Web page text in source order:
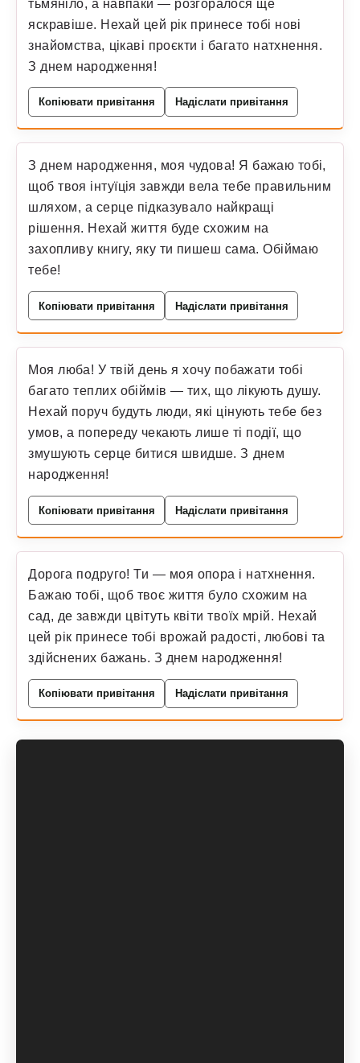
яскравіше. Нехай цей рік принесе тобі нові
знайомства, цікаві проєкти і багато натхнення.
З днем народження!
Копіювати привітання Надіслати привітання
З днем народження, моя чудова! Я бажаю тобі,
щоб твоя інтуїція завжди вела тебе правильним
шляхом, а серце підказувало найкращі
рішення. Нехай життя буде схожим на
захопливу книгу, яку ти пишеш сама. Обіймаю
тебе!
Копіювати привітання Надіслати привітання
Моя люба! У твій день я хочу побажати тобі
багато теплих обіймів — тих, що лікують душу.
Нехай поруч будуть люди, які цінують тебе без
умов, а попереду чекають лише ті події, що
змушують серце битися швидше. З днем
народження!
Копіювати привітання Надіслати привітання
Дорога подруго! Ти — моя опора і натхнення.
Бажаю тобі, щоб твоє життя було схожим на
сад, де завжди цвітуть квіти твоїх мрій. Нехай
цей рік принесе тобі врожай радості, любові та
здійснених бажань. З днем народження!
Копіювати привітання Надіслати привітання